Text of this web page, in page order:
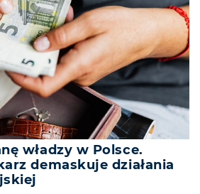
władzy w Polsce.
demaskuje działania